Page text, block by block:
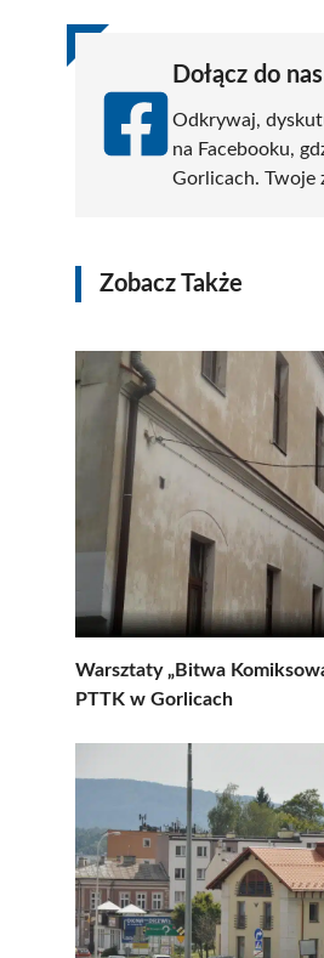
Dołącz do
Odkrywaj,
na Facebooku,
Gorlicach. Twoje
Zobacz Także
Warsztaty „Bitwa
PTTK w Gorlicach